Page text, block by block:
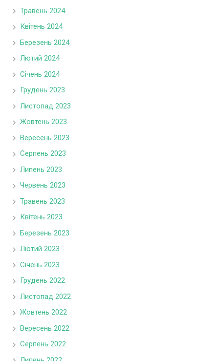
Травень 2024
Квітень 2024
Березень 2024
Лютий 2024
Січень 2024
Грудень 2023
Листопад 2023
Жовтень 2023
Вересень 2023
Серпень 2023
Липень 2023
Червень 2023
Травень 2023
Квітень 2023
Березень 2023
Лютий 2023
Січень 2023
Грудень 2022
Листопад 2022
Жовтень 2022
Вересень 2022
Серпень 2022